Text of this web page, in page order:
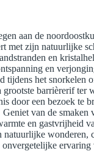
aan de
met zijn natuurlijke
en
en
tijdens het snorkelen
grootste barrièrerif ter
door een bezoek te
van de smaken
en gastvrijheid
natuurlijke wonderen,